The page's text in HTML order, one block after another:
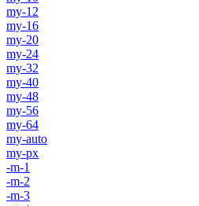
my-12
my-16
my-20
my-24
my-32
my-40
my-48
my-56
my-64
my-auto
my-px
-m-1
-m-2
-m-3